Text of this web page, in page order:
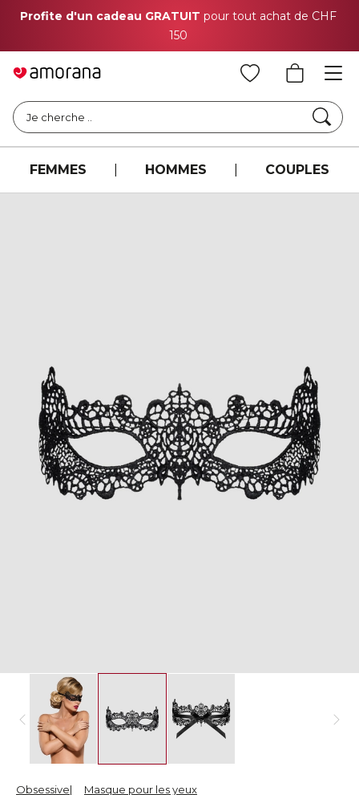
Profite d'un cadeau GRATUIT pour tout achat de CHF
150
Je cherche ..
FEMMES HOMMES COUPLES
Obsessive Masque pour les yeux